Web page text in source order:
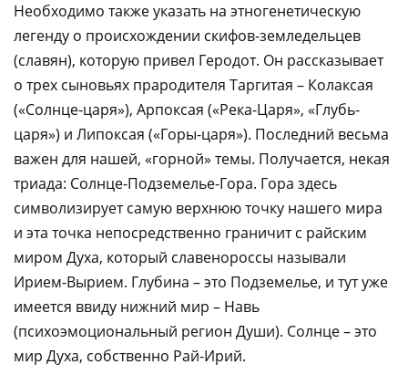
Необходимо также указать на этногенетическую
легенду о происхождении скифов-земледельцев
(славян), которую привел Геродот. Он рассказывает
о трех сыновьях прародителя Таргитая – Колаксая
(«Солнце-царя»), Арпоксая («Река-Царя», «Глубь-
царя») и Липоксая («Горы-царя»). Последний весьма
важен для нашей, «горной» темы. Получается, некая
триада: Солнце-Подземелье-Гора. Гора здесь
символизирует самую верхнюю точку нашего мира
и эта точка непосредственно граничит с райским
миром Духа, который славенороссы называли
Ирием-Вырием. Глубина – это Подземелье, и тут уже
имеется ввиду нижний мир – Навь
(психоэмоциональный регион Души). Солнце – это
мир Духа, собственно Рай-Ирий.